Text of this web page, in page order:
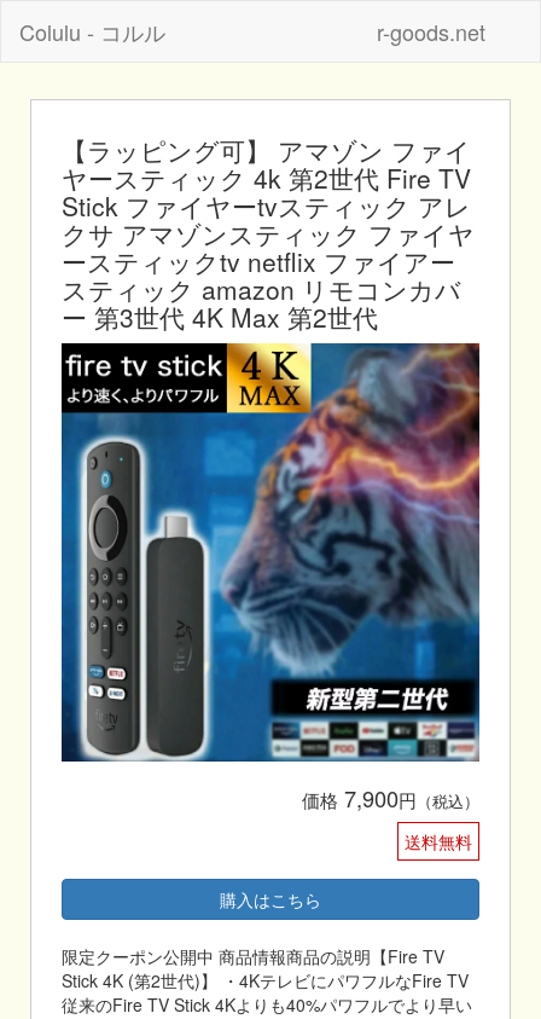
Colulu - コルル r-goods.net
【ラッピング可】 アマゾン ファイ
ヤースティック 4k 第2世代 Fire TV
Stick ファイヤーtvスティック アレ
クサ アマゾンスティック ファイヤ
ースティックtv netflix ファイアー
スティック amazon リモコンカバ
ー 第3世代 4K Max 第2世代
価格 7,900円 （税込）
送料無料
購入はこちら
限定クーポン公開中 商品情報商品の説明【Fire TV
Stick 4K (第2世代)】 ・4KテレビにパワフルなFire TV
従来のFire TV Stick 4Kよりも40%パワフルでより早い